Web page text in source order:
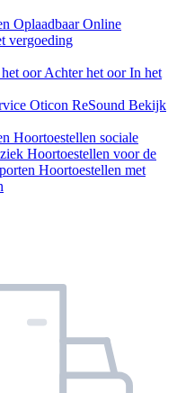
OplaadbaarOnline
vergoeding
oorAchter het oorIn het
Oticon ReSound Bekijk
Hoortoestellen sociale
Hoortoestellen voor de
Hoortoestellen met